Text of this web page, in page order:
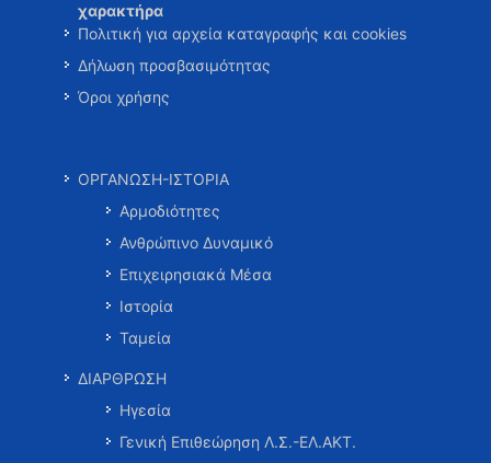
χαρακτήρα
Πολιτική για αρχεία καταγραφής και cookies
Δήλωση προσβασιμότητας
Όροι χρήσης
ΟΡΓΑΝΩΣΗ-ΙΣΤΟΡΙΑ
Αρμοδιότητες
Ανθρώπινο Δυναμικό
Επιχειρησιακά Μέσα
Ιστορία
Ταμεία
ΔΙΑΡΘΡΩΣΗ
Ηγεσία
Γενική Επιθεώρηση Λ.Σ.-ΕΛ.ΑΚΤ.